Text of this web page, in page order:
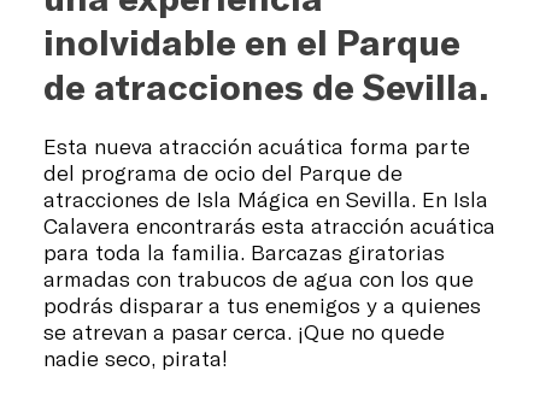
inolvidable en el Parque
de atracciones de Sevilla.
Esta nueva atracción acuática forma parte
del programa de ocio del Parque de
atracciones de Isla Mágica en Sevilla. En Isla
Calavera encontrarás esta atracción acuática
para toda la familia. Barcazas giratorias
armadas con trabucos de agua con los que
podrás disparar a tus enemigos y a quienes
se atrevan a pasar cerca. ¡Que no quede
nadie seco, pirata!